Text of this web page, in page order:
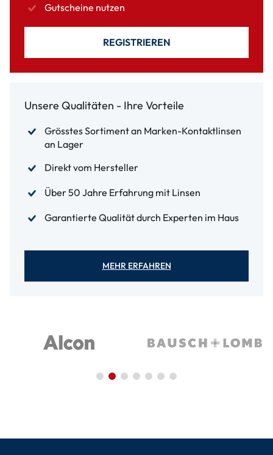
Gutscheine nutzen
REGISTRIEREN
Unsere Qualitäten - Ihre Vorteile
Grösstes Sortiment an Marken-Kontaktlinsen
an Lager
Direkt vom Hersteller
Über 50 Jahre Erfahrung mit Linsen
Garantierte Qualität durch Experten im Haus
MEHR ERFAHREN